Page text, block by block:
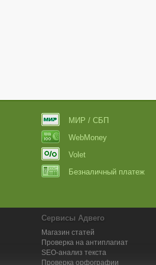
МИР / СБП
WebMoney
Volet
Безналичный платеж
Сервисы Адвего
Магазин статей
Проверка на антиплагиат
SEO-анализ текста
Проверка орфографии